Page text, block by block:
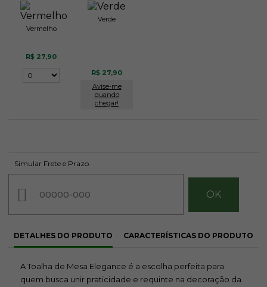
Vermelho
R$ 27,90
Verde
R$ 27,90
Avise-me
quando
chegar!
Simular Frete e Prazo
DETALHES DO PRODUTO CARACTERÍSTICAS DO PRODUTO
A Toalha de Mesa Elegance é a escolha perfeita para
quem busca unir praticidade e requinte na decoração da